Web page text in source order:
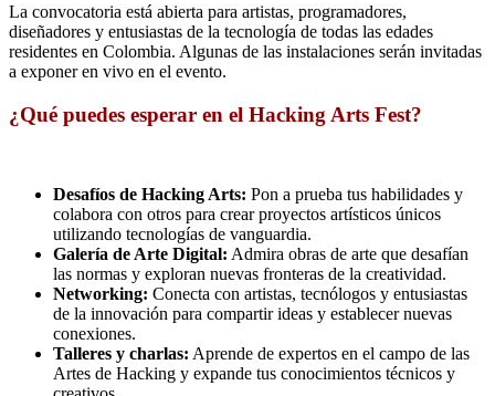
La convocatoria está abierta para artistas, programadores,
diseñadores y entusiastas de la tecnología de todas las edades
residentes en Colombia. Algunas de las instalaciones serán invitadas
a exponer en vivo en el evento.
¿Qué puedes esperar en el Hacking Arts Fest?
Desafíos de Hacking Arts: Pon a prueba tus habilidades y
colabora con otros para crear proyectos artísticos únicos
utilizando tecnologías de vanguardia.
Galería de Arte Digital: Admira obras de arte que desafían
las normas y exploran nuevas fronteras de la creatividad.
Networking: Conecta con artistas, tecnólogos y entusiastas
de la innovación para compartir ideas y establecer nuevas
conexiones.
Talleres y charlas: Aprende de expertos en el campo de las
Artes de Hacking y expande tus conocimientos técnicos y